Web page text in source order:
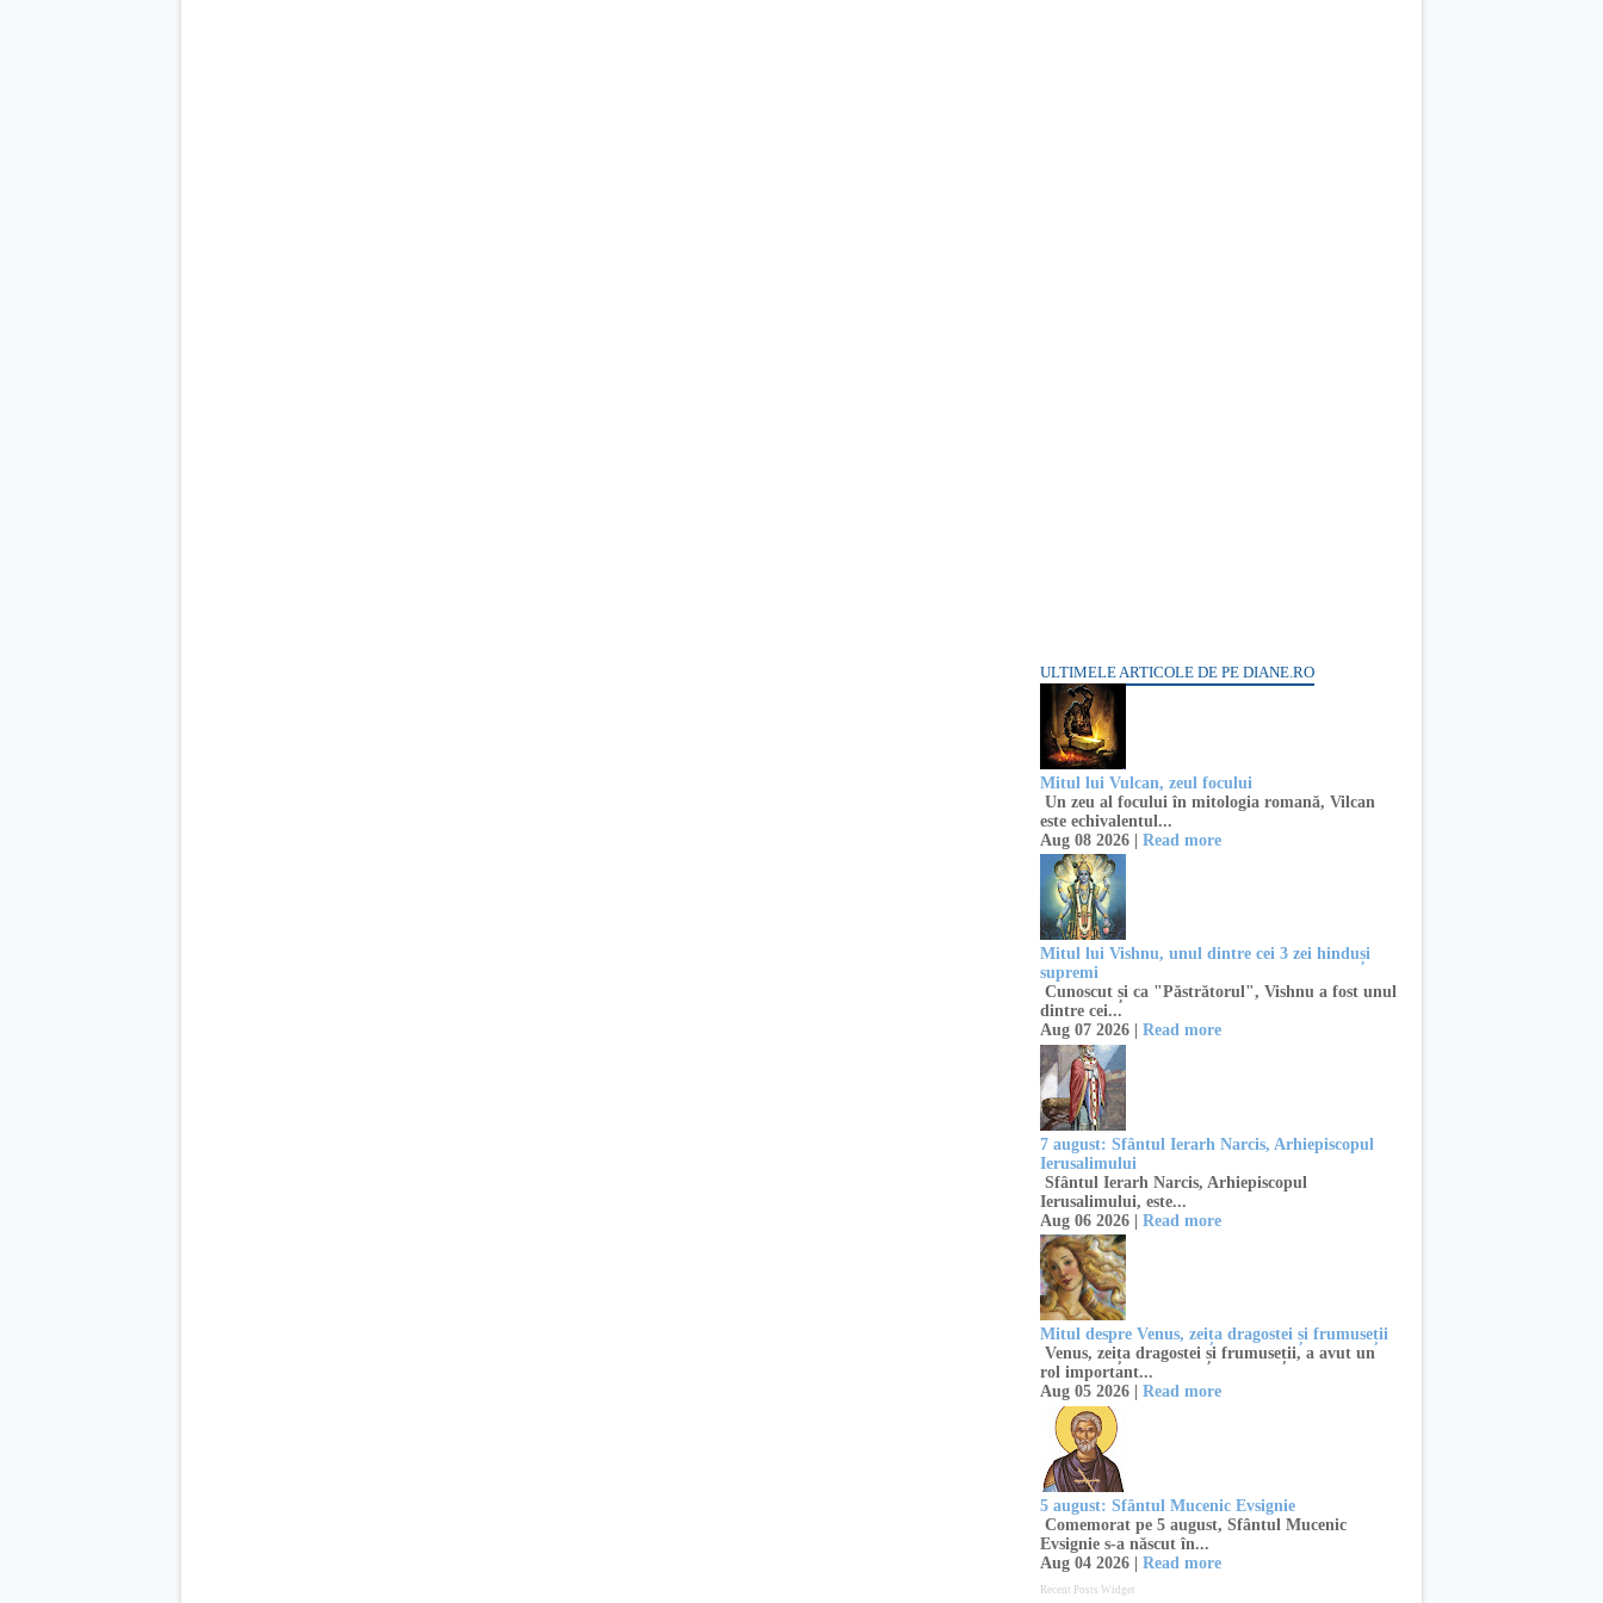
ULTIMELE ARTICOLE DE PE DIANE.RO
Mitul lui Vulcan, zeul focului
Un zeu al focului în mitologia romană, Vilcan
este echivalentul...
Aug 08 2026 | Read more
Mitul lui Vishnu, unul dintre cei 3 zei hinduși
supremi
Cunoscut și ca "Păstrătorul", Vishnu a fost unul
dintre cei...
Aug 07 2026 | Read more
7 august: Sfântul Ierarh Narcis, Arhiepiscopul
Ierusalimului
Sfântul Ierarh Narcis, Arhiepiscopul
Ierusalimului, este...
Aug 06 2026 | Read more
Mitul despre Venus, zeița dragostei și frumuseții
Venus, zeița dragostei și frumuseții, a avut un
rol important...
Aug 05 2026 | Read more
5 august: Sfântul Mucenic Evsignie
Comemorat pe 5 august, Sfântul Mucenic
Evsignie s-a născut în...
Aug 04 2026 | Read more
Recent Posts Widget